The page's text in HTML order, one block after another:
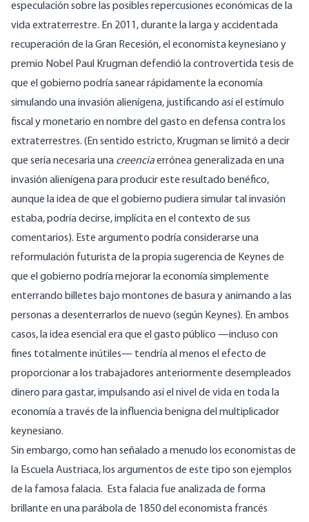
especulación sobre las posibles repercusiones económicas de la
vida extraterrestre. En 2011, durante la larga y accidentada
recuperación de la Gran Recesión, el economista keynesiano y
premio Nobel
Paul Krugman defendió lacontrovertida tesis de
que el gobierno podría sanear rápidamente la economía
simulando una invasión alienígena, justificando así el estímulo
fiscal y monetario en nombre del gasto en defensa contra los
extraterrestres. (En sentido estricto, Krugman se limitó a decir
que sería necesaria una creenciaerrónea generalizada en una
invasión alienígena para producir este resultado benéfico,
aunque la idea de que el gobierno pudiera simular tal invasión
estaba, podría decirse, implícita enel contexto de sus
comentarios). Este argumento podría considerarse una
reformulación futurista de la propia sugerencia de Keynes de
que el gobierno podría mejorar la economía simplemente
enterrando billetes bajo montones de basura y animando a las
personas a desenterrarlos de nuevo (según Keynes). En ambos
casos, la idea esencial era que el gasto público —incluso con
fines totalmente inútiles— tendría al menos el efecto de
proporcionar a los trabajadores anteriormente desempleados
dinero para gastar, impulsando así el nivel de vida en toda la
economía a través de la influencia benigna del multiplicador
keynesiano.
Sin embargo, como han señalado a menudo los economistas de
la Escuela Austriaca, los argumentos de este tipo son ejemplos
de la famosa falacia. Esta falacia fue analizada de forma
brillante en una parábola de 1850 del economista francés